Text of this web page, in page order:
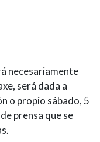
necesariamente
será dada a
o propio sábado, 5
prensa que se